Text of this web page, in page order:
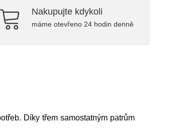
Nakupujte kdykoli
máme otevřeno 24 hodin denně
Díky třem samostatným patrům